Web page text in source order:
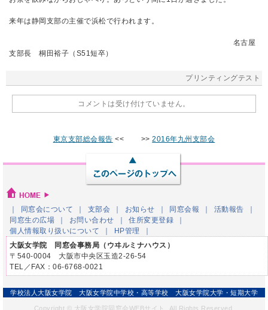
来年は静岡支部の主催で浜松で行われます。
名古屋
支部長 桐田裕子（S51短卒）
プリンティングテスト
コメントは受け付けていません。
東京支部総会報告 << >>2016年九州支部会
同窓会について 支部会 お知らせ 同窓会報
活動報告
同窓生の広場
お問い合わせ
住所変更登録
個人情報取り扱いについて
HP管理
大阪女学院 同窓会事務局（ウヰルミナハウス）
〒540-0004 大阪市中央区玉造2-26-54
TEL／FAX：06-6768-0021
学校法人大阪女学院 大阪女学院中学校・高等学校 大阪女学院大学・短期大学
Copyright © 大阪女学院同窓会WEBサイト, All Rights Reserved.